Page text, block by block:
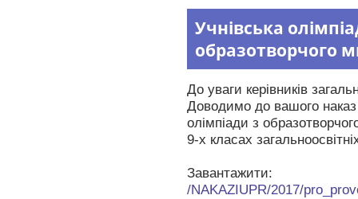
Учнівська
образотворчого
До уваги керівників
Доводимо до вашого
олімпіади з
9-х класах
Завантажити:
/NAKAZIUPR/2017/